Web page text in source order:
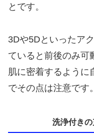
とです。
3Dや5Dといったア
ていると前後のみ可
肌に密着するように
でその点は注意です。
洗浄付き